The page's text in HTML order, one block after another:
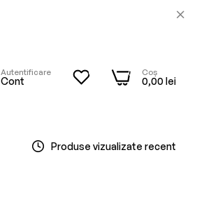
Autentificare
Cont
0 Coș
0,00 lei
0
Produse vizualizate recent